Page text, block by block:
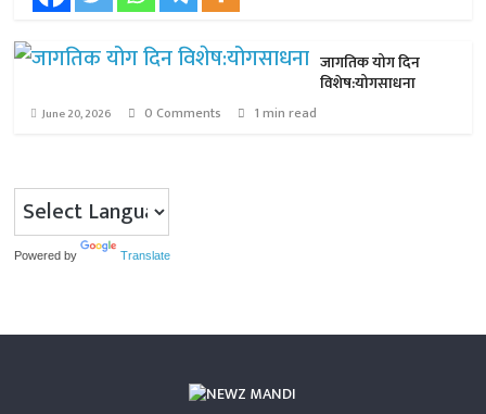
जागतिक योग दिन
विशेष:योगसाधना
June 20, 2026 0 Comments 1 min read
Powered by Translate